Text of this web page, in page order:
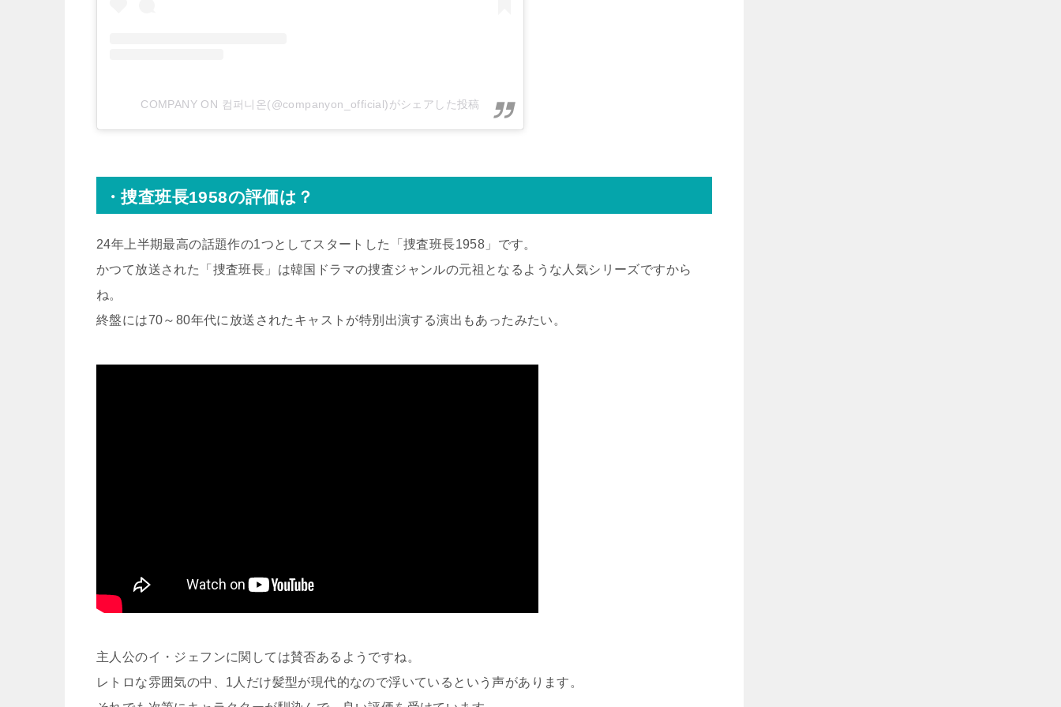
COMPANY ON 컴퍼니온(@companyon_official)がシェアした投稿
・捜査班長1958の評価は？
24年上半期最高の話題作の1つとしてスタートした「捜査班長1958」です。
かつて放送された「捜査班長」は韓国ドラマの捜査ジャンルの元祖となるような人気シリーズですから
ね。
終盤には70～80年代に放送されたキャストが特別出演する演出もあったみたい。
主人公のイ・ジェフンに関しては賛否あるようですね。
レトロな雰囲気の中、1人だけ髪型が現代的なので浮いているという声があります。